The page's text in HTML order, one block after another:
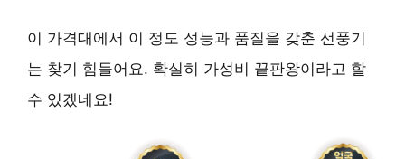
이 가격대에서 이 정도 성능과 품질을 갖춘 선풍기
는 찾기 힘들어요. 확실히 가성비 끝판왕이라고 할
수 있겠네요!